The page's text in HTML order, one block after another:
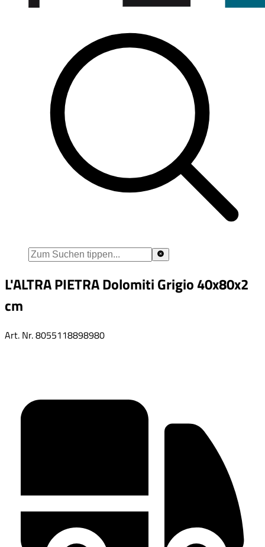
L'ALTRA PIETRA Dolomiti Grigio 40x80x2
cm
Art. Nr.8055118898980